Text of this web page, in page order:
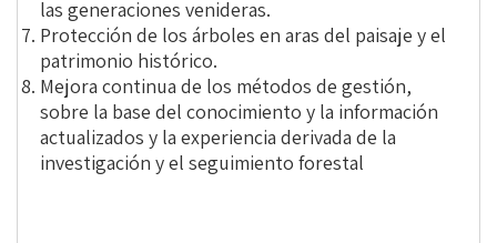
las generaciones venideras.
Protección de los árboles en aras del paisaje y el
patrimonio histórico.
Mejora continua de los métodos de gestión,
sobre la base del conocimiento y la información
actualizados y la experiencia derivada de la
investigación y el seguimiento forestal